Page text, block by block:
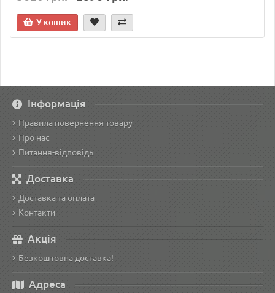
У кошик
Інформація
Правила повернення товару
Про нас
Питання-відповідь
Доставка
Доставка та оплата
Контакти
Акція
Безкоштовна доставка!
Адреса